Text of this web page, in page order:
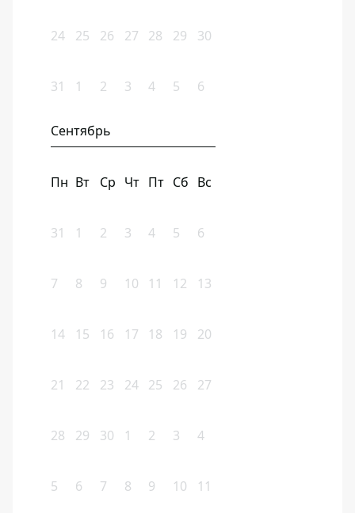
24 25 26 27 28 29 30
31 1 2 3 4 5 6
Сентябрь
Пн Вт Ср Чт Пт Сб Вс
31 1 2 3 4 5 6
7 8 9 10 11 12 13
14 15 16 17 18 19 20
21 22 23 24 25 26 27
28 29 30 1 2 3 4
5 6 7 8 9 10 11